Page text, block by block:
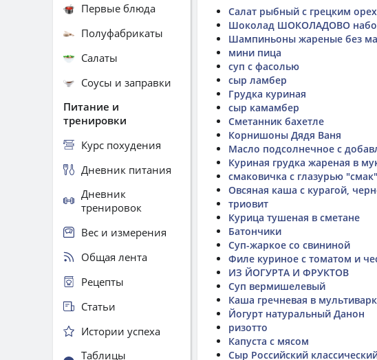
Салат рыбный с грецким
Шоколад ШОКОЛАДОВО
Шампиньоны жареные без
мини пица
суп с фасолью
сыр ламбер
Грудка куриная
сыр камамбер
Сметанник бахетле
Корнишоны Дядя Ваня
Масло подсолнечное с
Куриная грудка жареная в
смаковичка с глазурью "смак"
Овсяная каша с курагой,
триовит
Курица тушеная в сметане
Батончики
Суп-жаркое со свининой
Филе куриное с томатом и
ИЗ ЙОГУРТА И ФРУКТОВ
Суп вермишелевый
Каша гречневая в
Йогурт натуральный Данон
ризотто
Капуста с мясом
Сыр Российский
Первые блюда
Полуфабрикаты
Салаты
Соусы и заправки
Питание и
тренировки
Курс похудения
Дневник питания
Дневник
тренировок
Вес и измерения
Общая лента
Рецепты
Статьи
Истории успеха
Таблицы